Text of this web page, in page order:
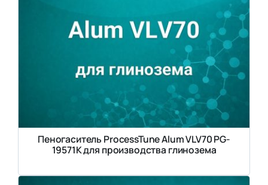
Пеногаситель ProcessTune Alum VLV70 PG-
19571K для производства глинозема